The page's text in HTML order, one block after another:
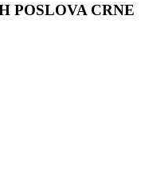
POSLOVA CRNЕ